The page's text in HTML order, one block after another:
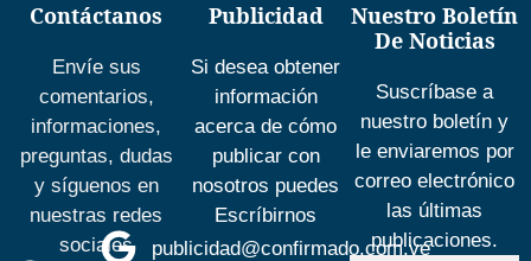
Contáctanos
Envíe sus
comentarios,
informaciones,
preguntas, dudas
y síguenos en
nuestras redes
sociales
Publicidad
Si desea obtener
información
acerca de cómo
publicar con
nosotros puedes
Escríbirnos
publicidad@confirmado.com.ve
Nuestro Boletín
De Noticias
Suscríbase a
nuestro boletín y
le enviaremos por
correo electrónico
las últimas
publicaciones.